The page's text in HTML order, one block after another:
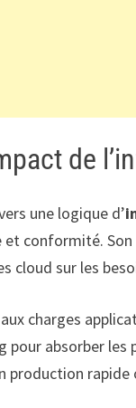
de
une logique d’
conformité.
sur les
charges
absorber
production